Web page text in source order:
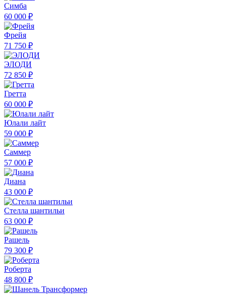
Симба
60 000 ₽
Фрейя
71 750 ₽
ЭЛОДИ
72 850 ₽
Гретта
60 000 ₽
Юлали лайт
59 000 ₽
Саммер
57 000 ₽
Диана
43 000 ₽
Стелла шантильи
63 000 ₽
Рашель
79 300 ₽
Роберта
48 800 ₽